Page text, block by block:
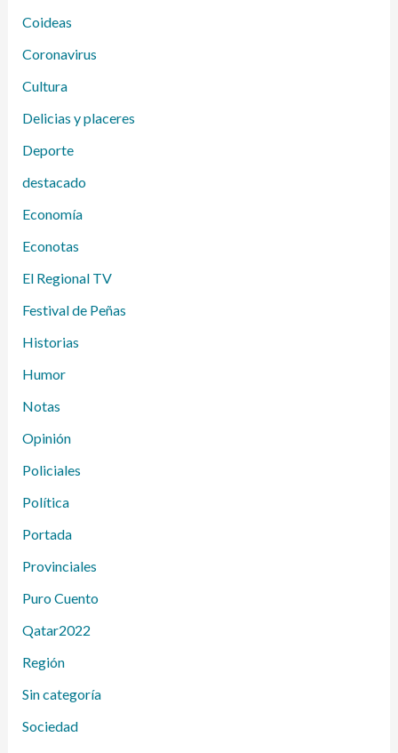
Coideas
Coronavirus
Cultura
Delicias y placeres
Deporte
destacado
Economía
Econotas
El Regional TV
Festival de Peñas
Historias
Humor
Notas
Opinión
Policiales
Política
Portada
Provinciales
Puro Cuento
Qatar2022
Región
Sin categoría
Sociedad